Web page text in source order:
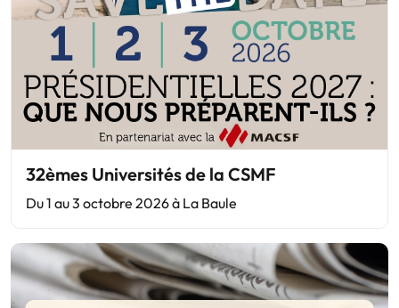
32èmes Universités de la CSMF
Du 1 au 3 octobre 2026 à La Baule